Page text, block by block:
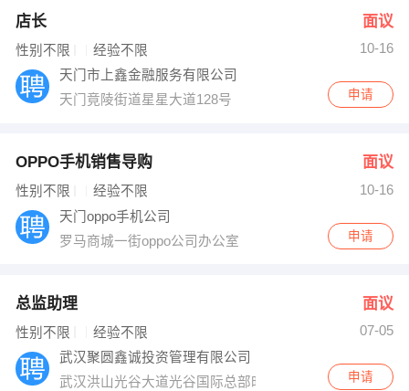
店长 面议
性别不限 经验不限
10-16
天门市上鑫金融服务有限公司
天门竟陵街道星星大道128号
申请
OPPO手机销售导购 面议
性别不限 经验不限
10-16
天门oppo手机公司
罗马商城一街oppo公司办公室
申请
总监助理 面议
性别不限 经验不限
07-05
武汉聚圆鑫诚投资管理有限公司
武汉洪山光谷大道光谷国际总部时代4栋
申请